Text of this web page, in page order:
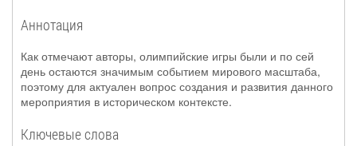
Аннотация
Как отмечают авторы, олимпийские игры были и по сей
день остаются значимым событием мирового масштаба,
поэтому для актуален вопрос создания и развития данного
мероприятия в историческом контексте.
Ключевые слова